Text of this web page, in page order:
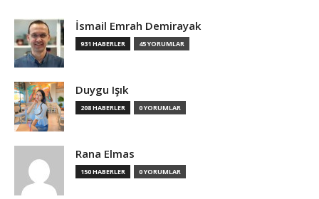
İsmail Emrah Demirayak
931 HABERLER 45 YORUMLAR
Duygu Işık
208 HABERLER 0 YORUMLAR
Rana Elmas
150 HABERLER 0 YORUMLAR